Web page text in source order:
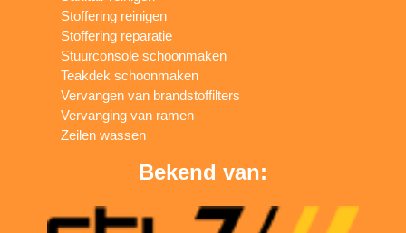
Stoffering reinigen
Stoffering reparatie
Stuurconsole schoonmaken
Teakdek schoonmaken
Vervangen van brandstoffilters
Vervanging van ramen
Zeilen wassen
Bekend van: